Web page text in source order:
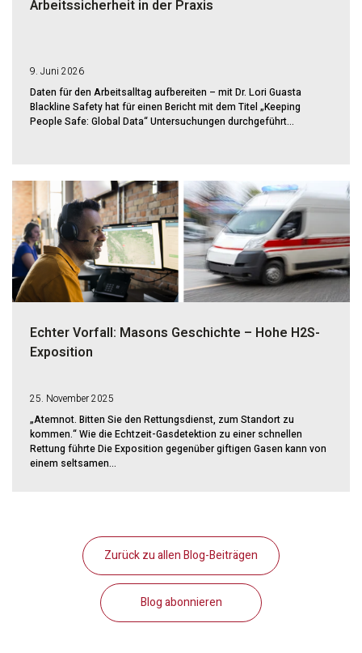
Arbeitssicherheit in der Praxis
9. Juni 2026
Daten für den Arbeitsalltag aufbereiten – mit Dr. Lori Guasta
Blackline Safety hat für einen Bericht mit dem Titel „Keeping
People Safe: Global Data“ Untersuchungen durchgeführt...
Echter Vorfall: Masons Geschichte – Hohe H2S-
Exposition
25. November 2025
„Atemnot. Bitten Sie den Rettungsdienst, zum Standort zu
kommen.“ Wie die Echtzeit-Gasdetektion zu einer schnellen
Rettung führte Die Exposition gegenüber giftigen Gasen kann von
einem seltsamen...
Zurück zu allen Blog-Beiträgen
Blog abonnieren